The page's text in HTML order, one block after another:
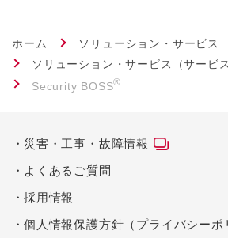
ホーム
ソリューション・サービス
ソリューション・サービス（サービ
Security BOSS®
災害・工事・故障情報
よくあるご質問
採用情報
個人情報保護方針（プライバシーポ